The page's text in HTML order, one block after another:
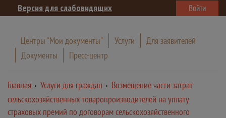
Версия для слабовидящих Войти
Центры "Мои документы" Услуги
Для заявителей
Документы
Пресс-центр
Главная Услуги для граждан
Возмещение части затрат
сельскохозяйственных товаропроизводителей на уплату
страховых премий по договорам сельскохозяйственного